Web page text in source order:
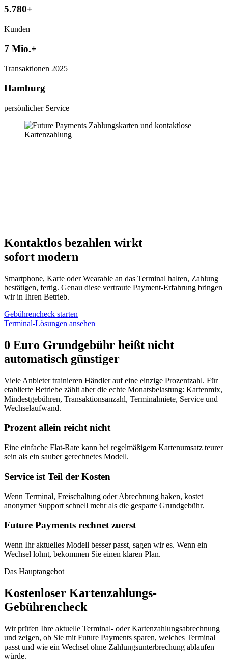
5.780+
Kunden
7 Mio.+
Transaktionen 2025
Hamburg
persönlicher Service
Kontaktlos bezahlen wirkt
sofort modern
Smartphone, Karte oder Wearable an das Terminal halten, Zahlung
bestätigen, fertig. Genau diese vertraute Payment-Erfahrung bringen
wir in Ihren Betrieb.
Gebührencheck starten
Terminal-Lösungen ansehen
0 Euro Grundgebühr heißt nicht
automatisch günstiger
Viele Anbieter trainieren Händler auf eine einzige Prozentzahl. Für
etablierte Betriebe zählt aber die echte Monatsbelastung: Kartenmix,
Mindestgebühren, Transaktionsanzahl, Terminalmiete, Service und
Wechselaufwand.
Prozent allein reicht nicht
Eine einfache Flat-Rate kann bei regelmäßigem Kartenumsatz teurer
sein als ein sauber gerechnetes Modell.
Service ist Teil der Kosten
Wenn Terminal, Freischaltung oder Abrechnung haken, kostet
anonymer Support schnell mehr als die gesparte Grundgebühr.
Future Payments rechnet zuerst
Wenn Ihr aktuelles Modell besser passt, sagen wir es. Wenn ein
Wechsel lohnt, bekommen Sie einen klaren Plan.
Das Hauptangebot
Kostenloser Kartenzahlungs-
Gebührencheck
Wir prüfen Ihre aktuelle Terminal- oder Kartenzahlungsabrechnung
und zeigen, ob Sie mit Future Payments sparen, welches Terminal
passt und wie ein Wechsel ohne Zahlungsunterbrechung ablaufen
würde.